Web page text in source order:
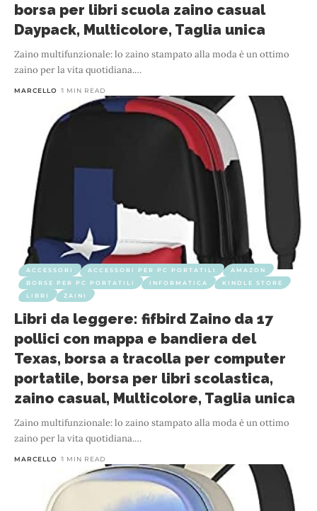
borsa per libri scuola zaino casual
Daypack, Multicolore, Taglia unica
Zaino multifunzionale: lo zaino stampato alla moda è un ottimo
zaino per la vita quotidiana.…
MARCELLO 1 MIN READ
ACCESSORI ACCESSORI PER PC PORTATILI
AMAZON
BORSE PER PC PORTATILI
INFORMATICA
KINDLE STORE
LIBRI
ZAINI
Libri da leggere: fifbird Zaino da 17
pollici con mappa e bandiera del
Texas, borsa a tracolla per computer
portatile, borsa per libri scolastica,
zaino casual, Multicolore, Taglia unica
Zaino multifunzionale: lo zaino stampato alla moda è un ottimo
zaino per la vita quotidiana.…
MARCELLO 1 MIN READ